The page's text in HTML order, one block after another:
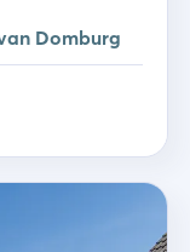
Domburg